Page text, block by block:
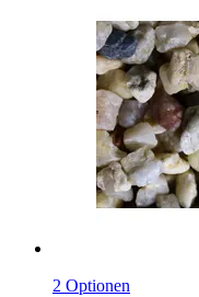
2 Optionen